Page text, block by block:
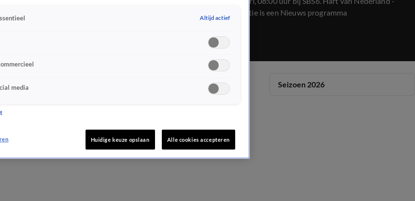
Ochtend Editie is een Nieuws programma
Seizoen 2026
Altijd actief
media
Huidige keuze opslaan Alle cookies accepteren